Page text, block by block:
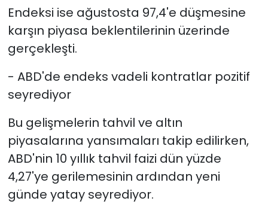
Endeksi ise ağustosta 97,4'e düşmesine
karşın piyasa beklentilerinin üzerinde
gerçekleşti.
- ABD'de endeks vadeli kontratlar pozitif
seyrediyor
Bu gelişmelerin tahvil ve altın
piyasalarına yansımaları takip edilirken,
ABD'nin 10 yıllık tahvil faizi dün yüzde
4,27'ye gerilemesinin ardından yeni
günde yatay seyrediyor.